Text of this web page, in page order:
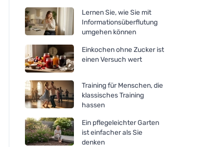
Lernen Sie, wie Sie mit
Informationsüberflutung
umgehen können
Einkochen ohne Zucker ist
einen Versuch wert
Training für Menschen, die
klassisches Training
hassen
Ein pflegeleichter Garten
ist einfacher als Sie
denken